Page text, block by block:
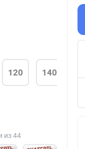
120 140
из 44